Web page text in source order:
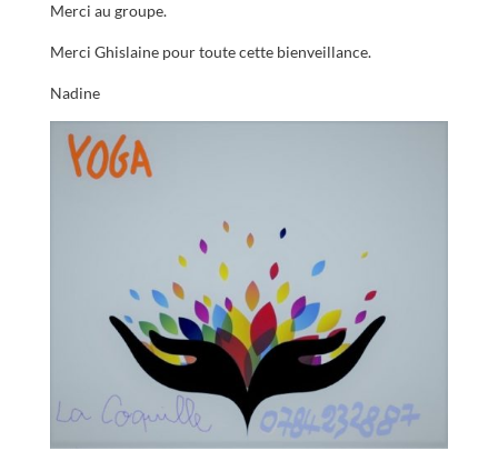
Merci au groupe.
Merci Ghislaine pour toute cette bienveillance.
Nadine